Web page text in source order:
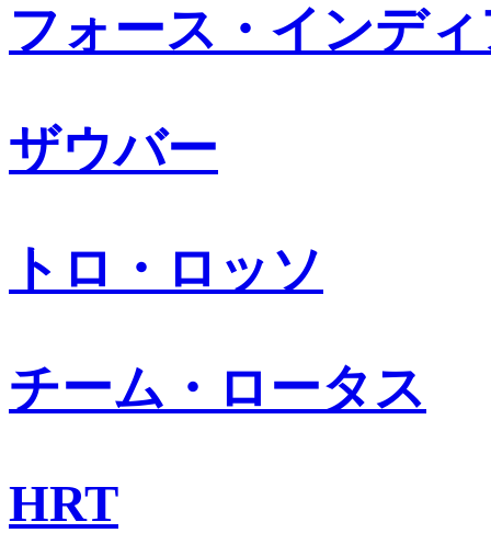
フォース・インデ
ザウバー
トロ・ロッソ
チーム・ロータス
HRT